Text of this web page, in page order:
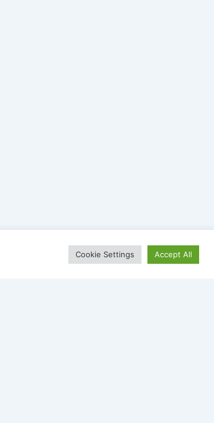
Cookie Settings Accept All